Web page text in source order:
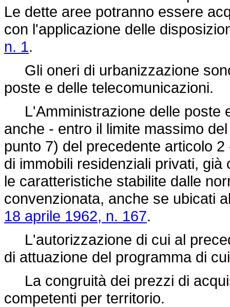
Le dette aree potranno essere
con l'applicazione delle
n. 1.
Gli oneri di urbanizzazione
poste e delle telecomunicazioni.
L'Amministrazione delle poste
anche - entro il limite massimo
punto 7) del precedente articolo
di immobili residenziali privati,
le caratteristiche stabilite dalle
convenzionata, anche se ubicati
18 aprile 1962, n. 167.
L'autorizzazione di cui al
di attuazione del programma di
La congruità dei prezzi di
competenti per territorio.